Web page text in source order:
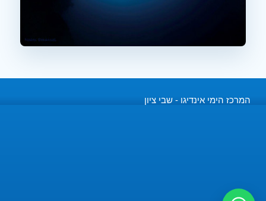
המרכז הימי אינדיגו - שבי ציון